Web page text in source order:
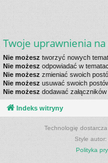
Twoje uprawnienia
Nie możesz tworzyć nowych
Nie możesz odpowiadać w
Nie możesz zmieniać swoich
Nie możesz usuwać swoich
Nie możesz dodawać załączników
Indeks witryny
Technologię dostarcza
Style autor:
Polityka